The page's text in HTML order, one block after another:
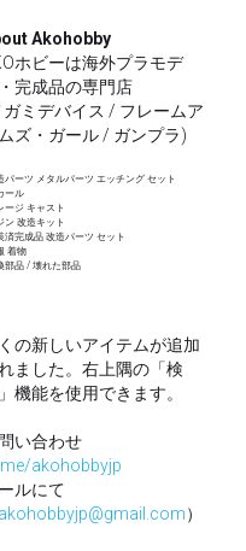
Akohobby
ホビーは海外プラモデ
完成品の専門店
ガミデバイス / フレームア
ズ・ガール / ガンプラ)
パーツ メタルパーツ エッチング セット
ール
ージ キャスト
ン 改造キット
済完成品 改造パーツ セット
着物
部品 / 壊れた部品
の新しいアイテムが追加
ました。右上隅の「検
機能を使用できます。
い合わせ
akohobbyjp
ルにて
akohobbyjp@gmail.com）